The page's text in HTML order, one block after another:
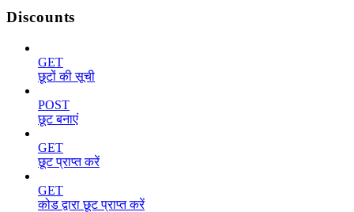
Discounts
GET
छूटों की सूची
POST
छूट बनाएं
GET
छूट प्राप्त करें
GET
कोड द्वारा छूट प्राप्त करें